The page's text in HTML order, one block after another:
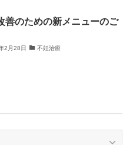
善のための新メニューのご
2月28日 不妊治療